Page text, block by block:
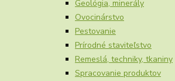
Geológia, minerály
Ovocinárstvo
Pestovanie
Prírodné staviteľstvo
Remeslá, techniky, tkaniny
Spracovanie produktov